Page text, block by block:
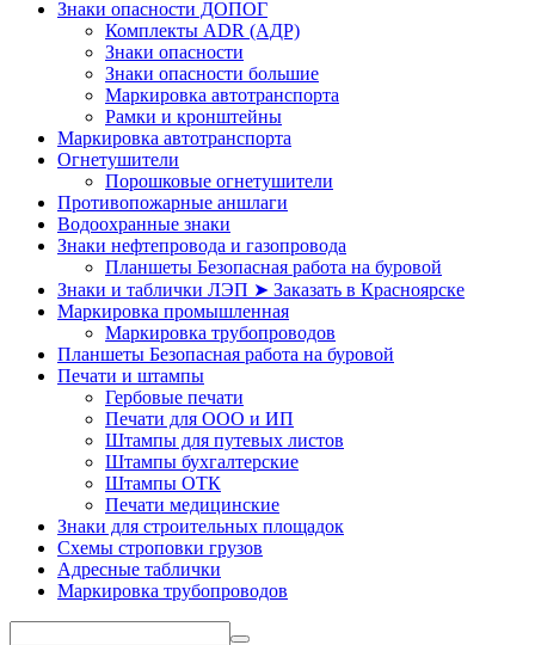
Знаки опасности ДОПОГ
Комплекты ADR (АДР)
Знаки опасности
Знаки опасности большие
Маркировка автотранспорта
Рамки и кронштейны
Маркировка автотранспорта
Огнетушители
Порошковые огнетушители
Противопожарные аншлаги
Водоохранные знаки
Знаки нефтепровода и газопровода
Планшеты Безопасная работа на буровой
Знаки и таблички ЛЭП ➤ Заказать в Красноярске
Маркировка промышленная
Маркировка трубопроводов
Планшеты Безопасная работа на буровой
Печати и штампы
Гербовые печати
Печати для ООО и ИП
Штампы для путевых листов
Штампы бухгалтерские
Штампы ОТК
Печати медицинские
Знаки для строительных площадок
Схемы строповки грузов
Адресные таблички
Маркировка трубопроводов